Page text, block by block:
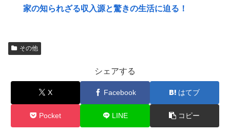
家の知られざる収入源と驚きの生活に迫る！
その他
シェアする
X Facebook はてブ
Pocket LINE コピー